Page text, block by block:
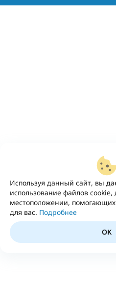
Используя данный сайт, вы
использование файлов
местоположении, помогающих
для вас. Подробнее
OK